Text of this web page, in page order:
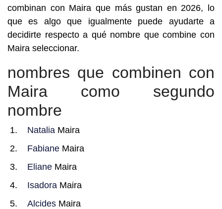
combinan con Maira que más gustan en 2026, lo
que es algo que igualmente puede ayudarte a
decidirte respecto a qué nombre que combine con
Maira seleccionar.
nombres que combinen con
Maira como segundo
nombre
Natalia Maira
Fabiane Maira
Eliane Maira
Isadora Maira
Alcides Maira